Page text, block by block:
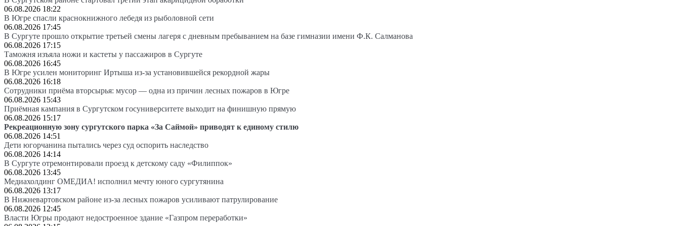
06.08.2026 18:22
В Югре спасли краснокнижного лебедя из рыболовной сети
06.08.2026 17:45
В Сургуте прошло открытие третьей смены лагеря с дневным пребыванием на базе гимназии имени Ф.К. Салманова
06.08.2026 17:15
Таможня изъяла ножи и кастеты у пассажиров в Сургуте
06.08.2026 16:45
В Югре усилен мониторинг Иртыша из-за установившейся рекордной жары
06.08.2026 16:18
Сотрудники приёма вторсырья: мусор — одна из причин лесных пожаров в Югре
06.08.2026 15:43
Приёмная кампания в Сургутском госуниверситете выходит на финишную прямую
06.08.2026 15:17
Рекреационную зону сургутского парка «За Саймой» приводят к единому стилю
06.08.2026 14:51
Дети югорчанина пытались через суд оспорить наследство
06.08.2026 14:14
В Сургуте отремонтировали проезд к детскому саду «Филиппок»
06.08.2026 13:45
Медиахолдинг ОМЕДИА! исполнил мечту юного сургутянина
06.08.2026 13:17
В Нижневартовском районе из-за лесных пожаров усиливают патрулирование
06.08.2026 12:45
Власти Югры продают недостроенное здание «Газпром переработки»